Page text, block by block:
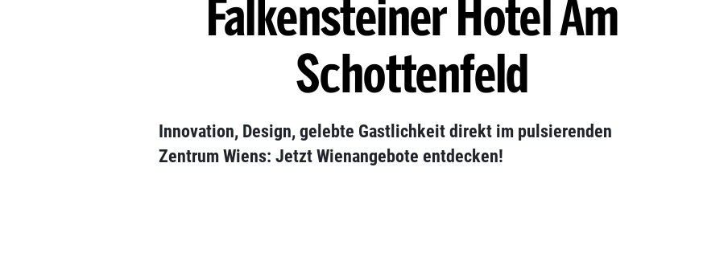
Falkensteiner Hotel Am
Schottenfeld
Innovation, Design, gelebte Gastlichkeit direkt im pulsierenden
Zentrum Wiens: Jetzt Wienangebote entdecken!